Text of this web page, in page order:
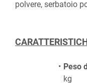
polvere, serbatoio
Peso
kg